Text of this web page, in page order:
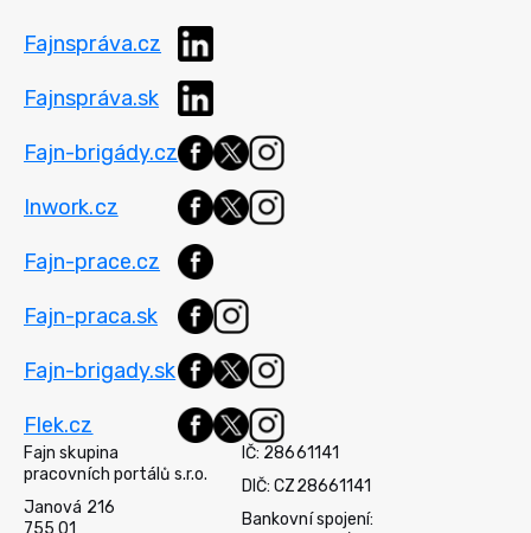
Fajnspráva.cz
Fajnspráva.sk
Fajn-brigády.cz
Inwork.cz
Fajn-prace.cz
Fajn-praca.sk
Fajn-brigady.sk
Flek.cz
Fajn skupina
pracovních portálů s.r.o.
Janová 216
755 01
IČ: 28661141
DIČ: CZ28661141
Bankovní spojení: